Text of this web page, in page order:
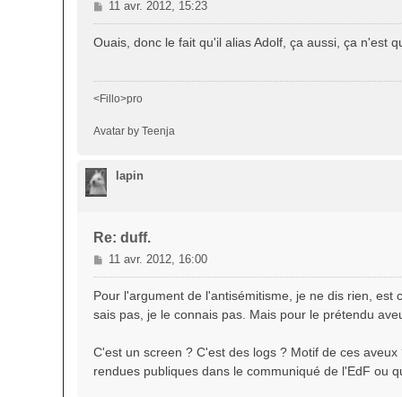
M
e
s
g
e
11 avr. 2012, 15:23
Ouais, donc le fait qu'il alias Adolf, ça aussi, ça n'est
<Fillo>pro
Avatar by Teenja
lapin
Re: duff.
M
e
a
e
11 avr. 2012, 16:00
Pour l'argument de l'antisémitisme, je ne dis rien,
sais pas, je le connais pas. Mais pour le prétendu
C'est un screen ? C'est des logs ? Motif de ces
rendues publiques dans le communiqué de l'EdF ou